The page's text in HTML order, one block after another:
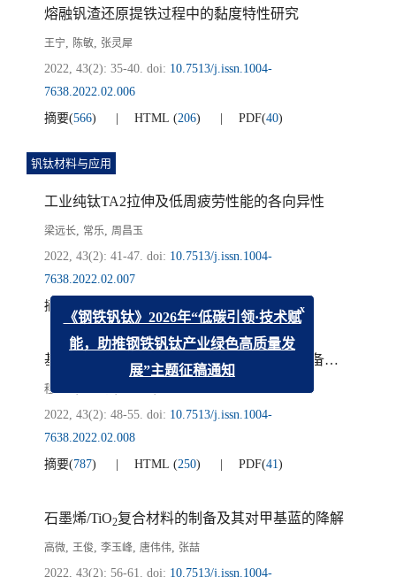
熔融钒渣还原提铁过程中的黏度特性研究
王宁, 陈敏, 张灵犀
2022, 43(2): 35-40. doi: 10.7513/j.issn.1004-
7638.2022.02.006
摘要(566) HTML (206) PDF(40)
钒钛材料与应用
工业纯钛TA2拉伸及低周疲劳性能的各向异性
梁远长, 常乐, 周昌玉
2022, 43(2): 41-47. doi: 10.7513/j.issn.1004-
7638.2022.02.007
摘要
1186 ) ( ) PDF ( 96
基于Ti-Si-Fe合金与B粉的TiB2 熔盐法合成制备研究
程登峰
2022, 43(2): 48-55. doi: 10.7513/j.issn.1004-
7638.2022.02.008
摘要(787) HTML (250) PDF(41)
石墨烯/TiO2复合材料的制备及其对甲基蓝的降解
高微, 王俊, 李玉峰, 唐伟伟, 张喆
2022, 43(2): 56-61. doi: 10.7513/j.issn.1004-
《钢铁钒钛》2026年“低碳引领·技术赋
能，助推钢铁钒钛产业绿色高质量发